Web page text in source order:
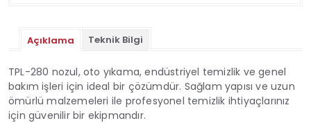
Açıklama Teknik Bilgi
TPL-280 nozul, oto yıkama, endüstriyel temizlik ve genel
bakım işleri için ideal bir çözümdür. Sağlam yapısı ve uzun
ömürlü malzemeleri ile profesyonel temizlik ihtiyaçlarınız
için güvenilir bir ekipmandır.